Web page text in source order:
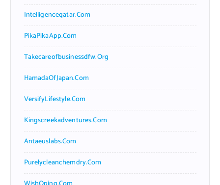
Intelligenceqatar.com
PikaPikaApp.com
Takecareofbusinessdfw.org
HamadaOfJapan.com
VersifyLifestyle.com
Kingscreekadventures.com
Antaeuslabs.com
Purelycleanchemdry.com